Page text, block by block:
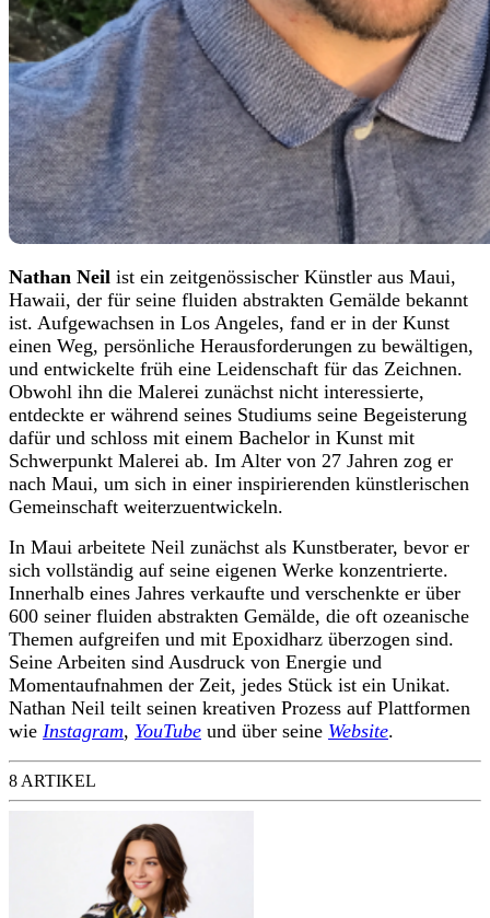
Nathan Neil ist ein zeitgenössischer Künstler aus Maui,
Hawaii, der für seine fluiden abstrakten Gemälde bekannt
ist. Aufgewachsen in Los Angeles, fand er in der Kunst
einen Weg, persönliche Herausforderungen zu bewältigen,
und entwickelte früh eine Leidenschaft für das Zeichnen.
Obwohl ihn die Malerei zunächst nicht interessierte,
entdeckte er während seines Studiums seine Begeisterung
dafür und schloss mit einem Bachelor in Kunst mit
Schwerpunkt Malerei ab. Im Alter von 27 Jahren zog er
nach Maui, um sich in einer inspirierenden künstlerischen
Gemeinschaft weiterzuentwickeln.
In Maui arbeitete Neil zunächst als Kunstberater, bevor er
sich vollständig auf seine eigenen Werke konzentrierte.
Innerhalb eines Jahres verkaufte und verschenkte er über
600 seiner fluiden abstrakten Gemälde, die oft ozeanische
Themen aufgreifen und mit Epoxidharz überzogen sind.
Seine Arbeiten sind Ausdruck von Energie und
Momentaufnahmen der Zeit, jedes Stück ist ein Unikat.
Nathan Neil teilt seinen kreativen Prozess auf Plattformen
wie Instagram, YouTube und über seine Website.
8 ARTIKEL